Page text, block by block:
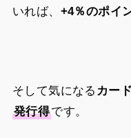
いれば、 +4％のポイ
そして気になる カー
発行得です。